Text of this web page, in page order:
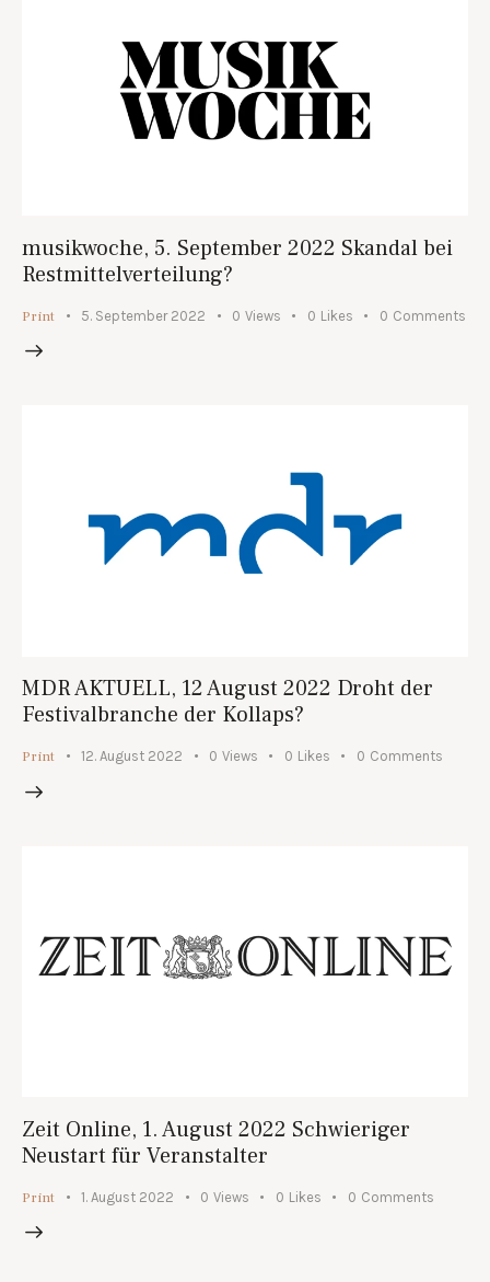
musikwoche, 5. September 2022 Skandal bei
Restmittelverteilung?
Print 5. September 2022 0 Views 0 Likes 0 Comments
MDR AKTUELL, 12 August 2022 Droht der
Festivalbranche der Kollaps?
Print 12. August 2022 0 Views 0 Likes 0 Comments
Zeit Online, 1. August 2022 Schwieriger
Neustart für Veranstalter
Print 1. August 2022 0 Views 0 Likes 0 Comments